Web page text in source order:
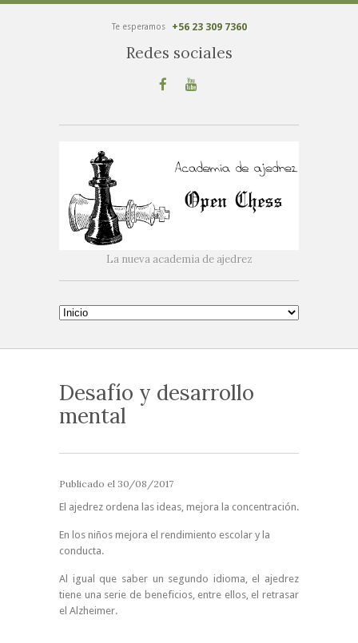
Te esperamos +56 23 309 7360
Redes sociales
La nueva academia de ajedrez
Desafío y desarrollo
mental
Publicado el 30/08/2017
El ajedrez ordena las ideas, mejora la concentración.
En los niños mejora el rendimiento escolar y la
conducta.
Al igual que saber un segundo idioma, el ajedrez
tiene una serie de beneficios, entre ellos, el retrasar
el Alzheimer.